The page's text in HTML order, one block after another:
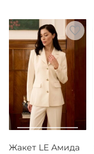
Жакет LE Амида